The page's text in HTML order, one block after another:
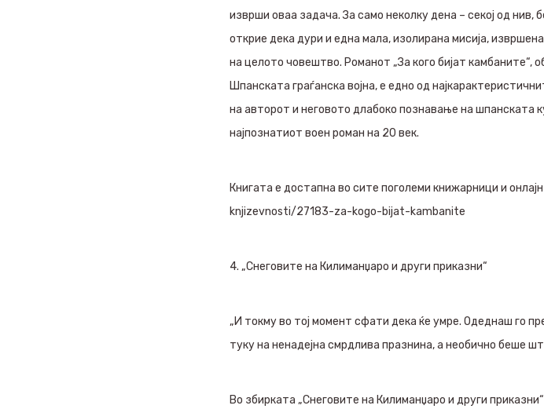
изврши оваа задача. За само неколку дена – секој од нив,
открие дека дури и една мала, изолирана мисија,
на целото човештво. Романот „За кого бијат камбаните“,
Шпанската граѓанска војна, е едно од
на авторот и неговото длабоко познавање на шпанската
најпознатиот воен роман на 20 век.
Книгата е достапна во сите поголеми книжарници и
knjizevnosti/27183-za-kogo-bijat-kambanite
4. „Снеговите на Килиманџаро и други приказни“
„И токму во тој момент сфати дека ќе умре. Одеднаш го
туку на ненадејна смрдлива празнина, а необично беше
Во збирката „Снеговите на Килиманџаро и други